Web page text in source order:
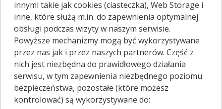
Id apteki: 810 225 Dzisiaj czynna08:00 – 19:00
Znajdź leki w okolicy i zarezerwuj
Godziny otwarcia
poniedziałek - piątek
innymi takie jak cookies (ciasteczka), Web Storage i
inne, które służą m.in. do zapewnienia optymalnej
obsługi podczas wizyty w naszym serwisie.
Powyższe mechanizmy mogą być wykorzystywane
przez nas jak i przez naszych partnerów. Część z
nich jest niezbędna do prawidłowego działania
serwisu, w tym zapewnienia niezbędnego poziomu
bezpieczeństwa, pozostałe (które możesz
kontrolować) są wykorzystywane do: